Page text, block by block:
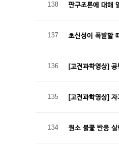
138 판구조론에 대해
137 초신성이 폭발할
136 [고전과학영상]
135 [고전과학영상]
134 원소 불꽃 반응